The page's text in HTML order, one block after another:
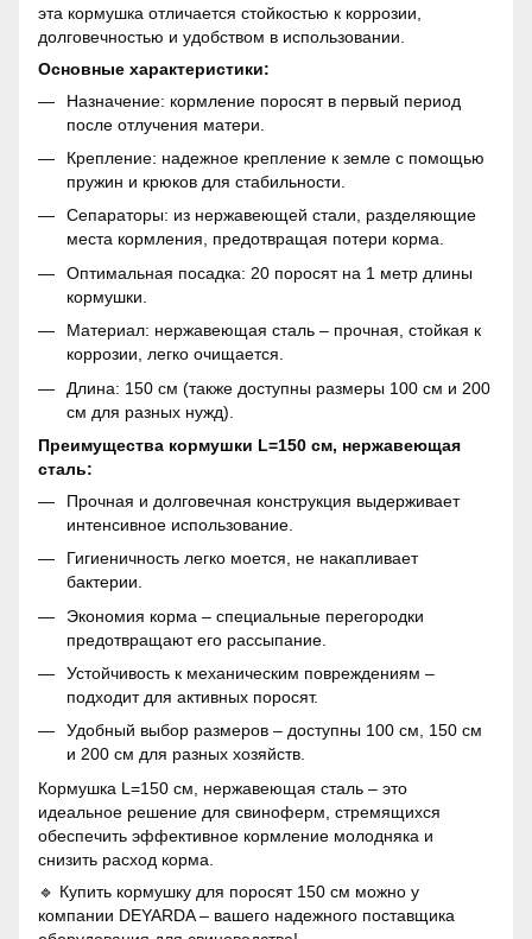
эта кормушка отличается стойкостью к коррозии,
долговечностью и удобством в использовании.
Основные характеристики:
Назначение: кормление поросят в первый период
после отлучения матери.
Крепление: надежное крепление к земле с помощью
пружин и крюков для стабильности.
Сепараторы: из нержавеющей стали, разделяющие
места кормления, предотвращая потери корма.
Оптимальная посадка: 20 поросят на 1 метр длины
кормушки.
Материал: нержавеющая сталь – прочная, стойкая к
коррозии, легко очищается.
Длина: 150 см (также доступны размеры 100 см и 200
см для разных нужд).
Преимущества кормушки L=150 см, нержавеющая
сталь:
Прочная и долговечная конструкция выдерживает
интенсивное использование.
Гигиеничность легко моется, не накапливает
бактерии.
Экономия корма – специальные перегородки
предотвращают его рассыпание.
Устойчивость к механическим повреждениям –
подходит для активных поросят.
Удобный выбор размеров – доступны 100 см, 150 см
и 200 см для разных хозяйств.
Кормушка L=150 см, нержавеющая сталь – это
идеальное решение для свиноферм, стремящихся
обеспечить эффективное кормление молодняка и
снизить расход корма.
🔹 Купить кормушку для поросят 150 см можно у
компании DEYARDA – вашего надежного поставщика